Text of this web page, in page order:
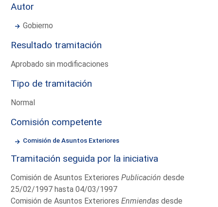
Autor
Gobierno
Resultado tramitación
Aprobado sin modificaciones
Tipo de tramitación
Normal
Comisión competente
Comisión de Asuntos Exteriores
Tramitación seguida por la iniciativa
Comisión de Asuntos ExterioresPublicación desde
25/02/1997 hasta 04/03/1997
Comisión de Asuntos ExterioresEnmiendas desde